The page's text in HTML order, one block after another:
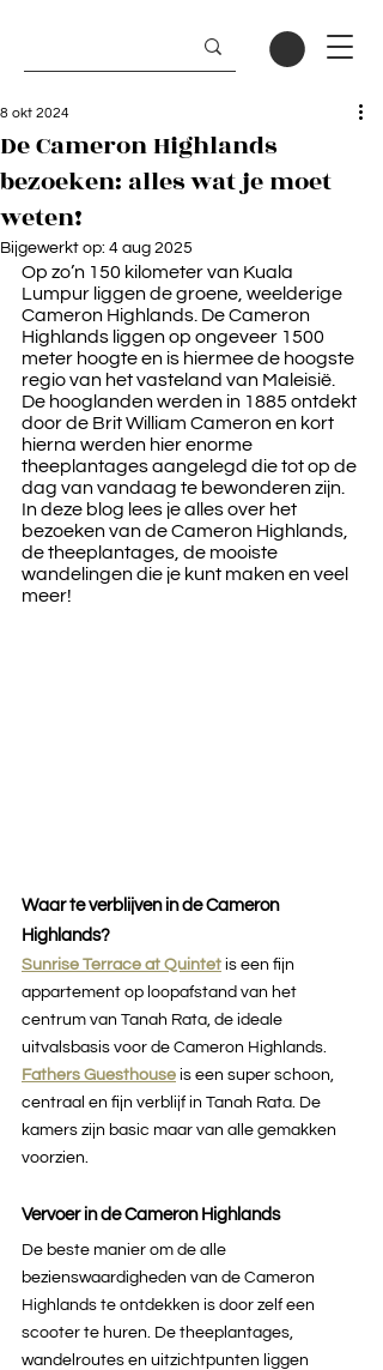
De Cameron Highlands
bezoeken: alles wat je moet
weten!
8 okt 2024
Bijgewerkt op: 4 aug 2025
Op zo’n 150 kilometer van Kuala
Lumpur liggen de groene, weelderige
Cameron Highlands. De Cameron
Highlands liggen op ongeveer 1500
meter hoogte en is hiermee de hoogste
regio van het vasteland van Maleisië.
De hooglanden werden in 1885 ontdekt
door de Brit William Cameron en kort
hierna werden hier enorme
theeplantages aangelegd die tot op de
dag van vandaag te bewonderen zijn.
In deze blog lees je alles over het
bezoeken van de Cameron Highlands,
de theeplantages, de mooiste
wandelingen die je kunt maken en veel
meer!
Waar te verblijven in de Cameron
Highlands?
Sunrise Terrace at Quintet is een fijn
appartement op loopafstand van het
centrum van Tanah Rata, de ideale
uitvalsbasis voor de Cameron Highlands.
Fathers Guesthouse is een super schoon,
centraal en fijn verblijf in Tanah Rata. De
kamers zijn basic maar van alle gemakken
voorzien.
Vervoer in de Cameron Highlands
De beste manier om de alle
bezienswaardigheden van de Cameron
Highlands te ontdekken is door zelf een
scooter te huren. De theeplantages,
wandelroutes en uitzichtpunten liggen